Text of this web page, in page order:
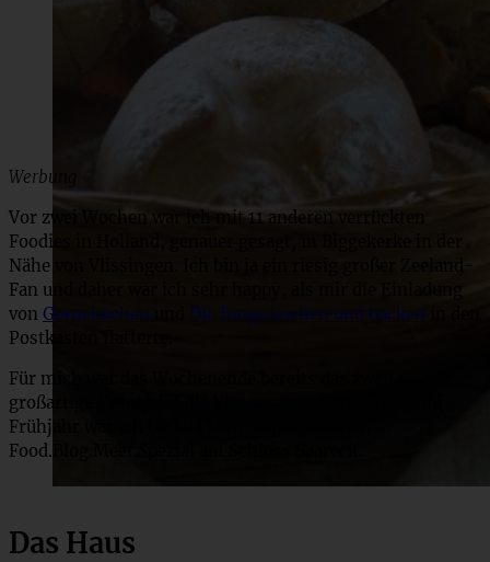
Werbung
Vor zwei Wochen war ich mit 11 anderen verrückten
Foodies in Holland, genauer gesagt, in Biggekerke in der
Nähe von Vlissingen. Ich bin ja ein riesig großer Zeeland-
Fan und daher war ich sehr happy, als mir die Einladung
von Gernekochen Die Jungs kochen und backen
Postkasten flatterte.
Für mich war das Wochenende bereits das zweite
großartige Event, das die Vier veranstalteten, denn im
Frühjahr war ich bereits beim super schönen
Food.Blog.Meet.Spezial auf Schloss Saareck.
Das Haus